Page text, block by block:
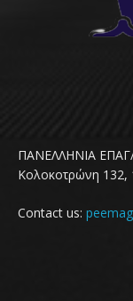
ΠΑΝΕΛΛΗΝΙΑ
Κολοκοτρώνη 132,
Contact us: